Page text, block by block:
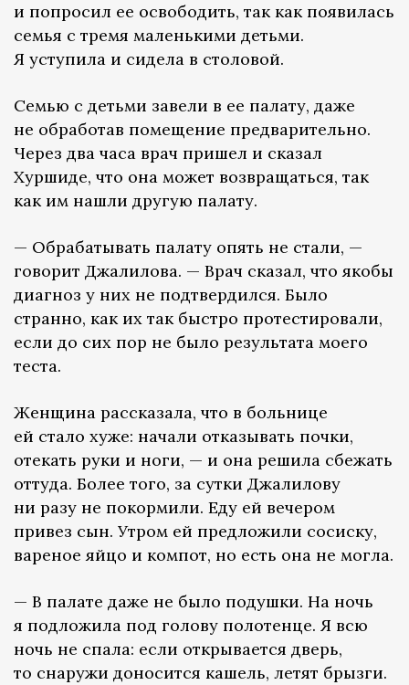
и попросил ее освободить, так как появилась
семья с тремя маленькими детьми.
Я уступила и сидела в столовой.
Семью с детьми завели в ее палату, даже
не обработав помещение предварительно.
Через два часа врач пришел и сказал
Хуршиде, что она может возвращаться, так
как им нашли другую палату.
— Обрабатывать палату опять не стали, —
говорит Джалилова. — Врач сказал, что якобы
диагноз у них не подтвердился. Было
странно, как их так быстро протестировали,
если до сих пор не было результата моего
теста.
Женщина рассказала, что в больнице
ей стало хуже: начали отказывать почки,
отекать руки и ноги, — и она решила сбежать
оттуда. Более того, за сутки Джалилову
ни разу не покормили. Еду ей вечером
привез сын. Утром ей предложили сосиску,
вареное яйцо и компот, но есть она не могла.
— В палате даже не было подушки. На ночь
я подложила под голову полотенце. Я всю
ночь не спала: если открывается дверь,
то снаружи доносится кашель, летят брызги.